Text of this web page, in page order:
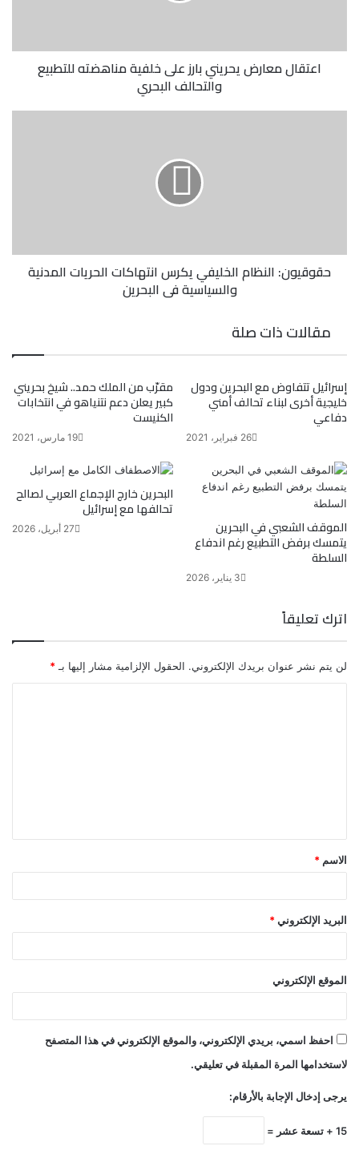
اعتقال معارض يحريني بارز على خلفية مناهضته للتطبيع
والتحالف البحري
حقوقيون: النظام الخليفي يكرس انتهاكات الحريات المدنية
والسياسية في البحرين
مقالات ذات صلة
مقرّب من الملك حمد.. شيخ بحريني
كبير يعلن دعم نتنياهو في انتخابات
الكنيست
19 مارس، 2021
إسرائيل تتفاوض مع البحرين ودول
خليجية أخرى لبناء تحالف أمني
دفاعي
26 فبراير، 2021
البحرين خارج الإجماع العربي لصالح
تحالفها مع إسرائيل
27 أبريل، 2026 الموقف الشعبي في البحرين
يتمسك برفض التطبيع رغم اندفاع
السلطة
3 يناير، 2026
اترك تعليقاً
لن يتم نشر عنوان بريدك الإلكتروني. الحقول الإلزامية مشار إليها بـ *
ق
*
الاسم *
البريد الإلكتروني *
الموقع الإلكتروني
احفظ اسمي، بريدي الإلكتروني، والموقع الإلكتروني في هذا المتصفح
لاستخدامها المرة المقبلة في تعليقي.
يرجى إدخال الإجابة بالأرقام:
15 + تسعة عشر =